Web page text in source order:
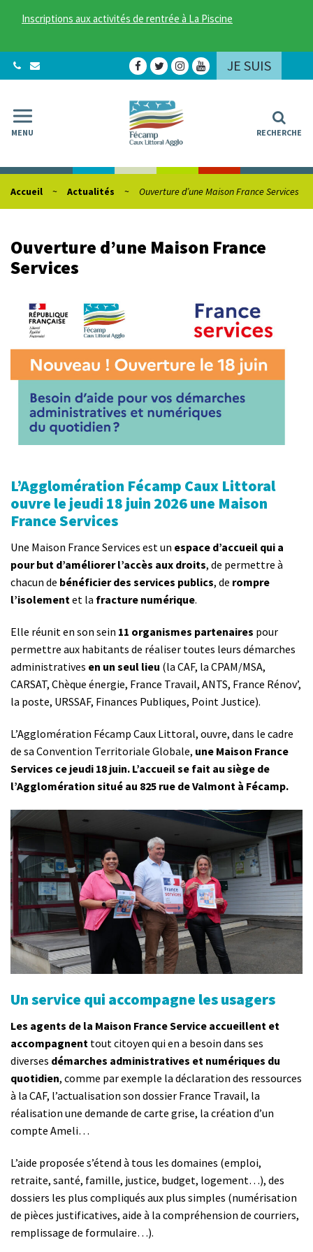
Inscriptions aux activités de rentrée à La Piscine
JE SUIS
Lien
le
compte
Facebook
Lien
le
compte
Twitter
Lien
compte
Lien
MENU RECHERCHE
Accueil Actualités Ouverture d’une Maison France Services
Ouverture d’une Maison France
Services
L’Agglomération Fécamp Caux Littoral
ouvre le jeudi 18 juin 2026 une Maison
France Services
Une Maison France Services est un espace d’accueil qui a
pour but d’améliorer l’accès aux droits, de permettre à
chacun de bénéficier des services publics, de rompre
l’isolement et la fracture numérique.
Elle réunit en son sein 11 organismes partenaires pour
permettre aux habitants de réaliser toutes leurs démarches
administratives en un seul lieu (la CAF, la CPAM/MSA,
CARSAT, Chèque énergie, France Travail, ANTS, France Rénov’,
la poste, URSSAF, Finances Publiques, Point Justice).
L’Agglomération Fécamp Caux Littoral, ouvre, dans le cadre
de sa Convention Territoriale Globale, une Maison France
Services ce jeudi 18 juin. L’accueil se fait au siège de
l’Agglomération situé au 825 rue de Valmont à Fécamp.
Un service qui accompagne les usagers
Les agents de la Maison France Service accueillent et
accompagnent tout citoyen qui en a besoin dans ses
diverses démarches administratives et numériques du
quotidien, comme par exemple la déclaration des ressources
à la CAF, l’actualisation son dossier France Travail, la
réalisation une demande de carte grise, la création d’un
compte Ameli…
L’aide proposée s’étend à tous les domaines (emploi,
retraite, santé, famille, justice, budget, logement…), des
dossiers les plus compliqués aux plus simples (numérisation
de pièces justificatives, aide à la compréhension de courriers,
remplissage de formulaire…).